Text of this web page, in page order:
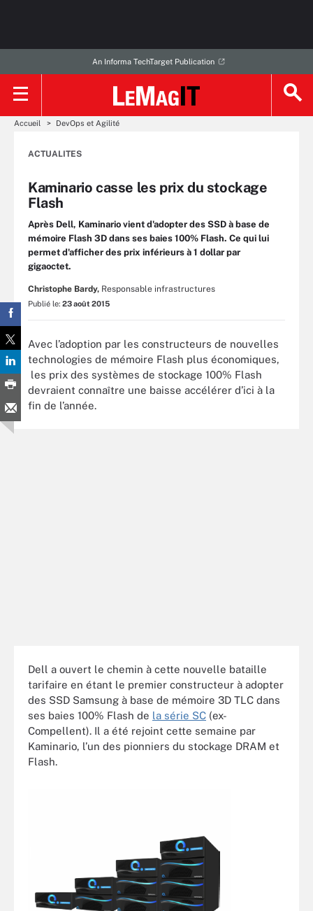
An Informa TechTarget Publication
Accueil DevOps et Agilité
ACTUALITES
Kaminario casse les prix du stockage
Flash
Après Dell, Kaminario vient d'adopter des SSD à base de
mémoire Flash 3D dans ses baies 100% Flash. Ce qui lui
permet d'afficher des prix inférieurs à 1 dollar par
gigaoctet.
Christophe Bardy, Responsable infrastructures
Publié le: 23 août 2015
Avec l’adoption par les constructeurs de nouvelles
technologies de mémoire Flash plus économiques,
les prix des systèmes de stockage 100% Flash
devraient connaître une baisse accélérer d’ici à la
fin de l’année.
Dell a ouvert le chemin à cette nouvelle bataille
tarifaire en étant le premier constructeur à adopter
des SSD Samsung à base de mémoire 3D TLC dans
ses baies 100% Flash de la série SC (ex-
Compellent). Il a été rejoint cette semaine par
Kaminario, l’un des pionniers du stockage DRAM et
Flash.